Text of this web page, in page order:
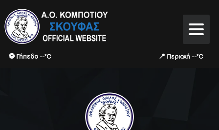
⚽ Γήπεδο --°C 📍 Περιοχή --°C